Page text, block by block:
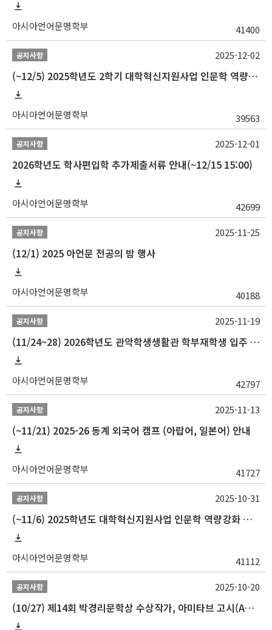
아시아언어문명학부 41400
공지사항
(~12/5) 2025학년도 2학기 대학혁신지원사업 인문학 역량강화 국제학술대회 참가 경비 지원 안내(2차)
아시아언어문명학부 39563
2025-12-02
공지사항
2026학년도 학사편입학 추가제출서류 안내(~12/15 15:00)
아시아언어문명학부 42699
2025-12-01
공지사항
(12/1) 2025 아언문 전공의 밤 행사
아시아언어문명학부 40188
2025-11-25
공지사항
(11/24~28) 2026학년도 관악학생생활관 학부재학생 입주 신청 일정 안내
아시아언어문명학부 42797
2025-11-19
공지사항
(~11/21) 2025-26 동계 외국어 캠프 (아랍어, 일본어) 안내
아시아언어문명학부 41727
2025-11-13
공지사항
(~11/6) 2025학년도 대학혁신지원사업 인문학 역량강화 동계 인턴십 참가자 선발 안내
아시아언어문명학부 41112
2025-10-31
공지사항
(10/27) 제14회 박경리문학상 수상작가, 아미타브 고시(Amitav Ghosh) 강연 안내
2025-10-20